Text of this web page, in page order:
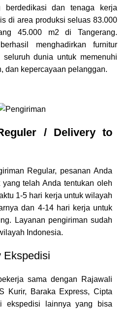
berdedikasi dan tenaga kerja
di area produksi seluas 83.000
45.000 m2 di Tangerang.
menghadirkan furnitur
dunia untuk memenuhi
dan kepercayaan pelanggan.
/ Delivery to
Regular, pesanan Anda
telah Anda tentukan oleh
1-5 hari kerja untuk wilayah
dan 4-14 hari kerja untuk
Layanan pengiriman sudah
Indonesia.
Ekspedisi
sama dengan Rajawali
Kurir, Baraka Express, Cipta
ekspedisi lainnya yang bisa